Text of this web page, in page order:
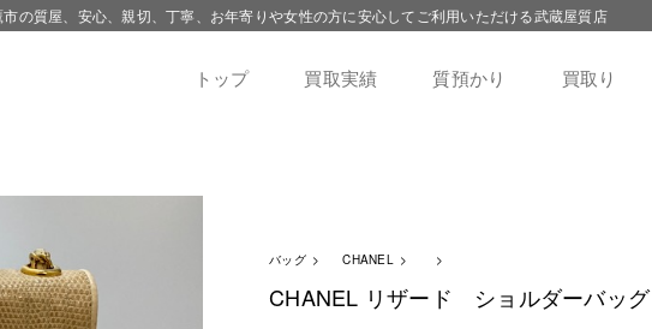
の質屋、安心、親切、丁寧、お年寄りや女性の方に安心してご利用いただける武蔵屋質店
トップ 買取実績 質預かり 買取り
バッグ CHANEL
CHANEL リザード ショルダーバッグ